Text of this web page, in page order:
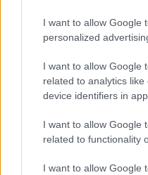
I want to allow Google
personalized
I want to allow Google
related to analytics
device identifiers in
I want to allow Google
related to functionality
I want to allow Google